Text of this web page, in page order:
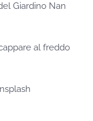
Giardino Nan